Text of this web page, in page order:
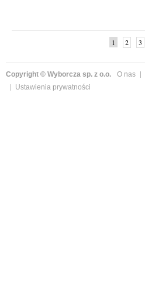
1 2 3
Copyright © Wyborcza sp. z o.o. O nas
Ustawienia prywatności